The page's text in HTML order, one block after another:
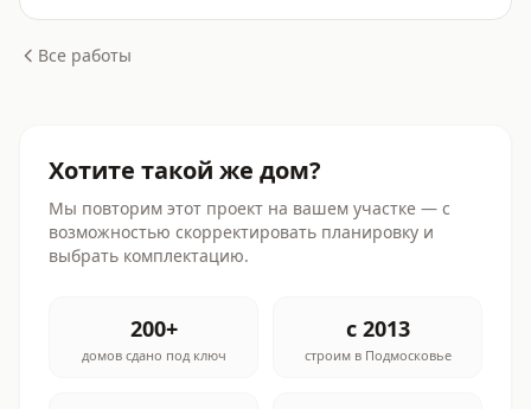
Все работы
Хотите такой же дом?
Мы повторим этот проект на вашем участке — с
возможностью скорректировать планировку и
выбрать комплектацию.
200+
домов сдано под ключ
с 2013
строим в Подмосковье